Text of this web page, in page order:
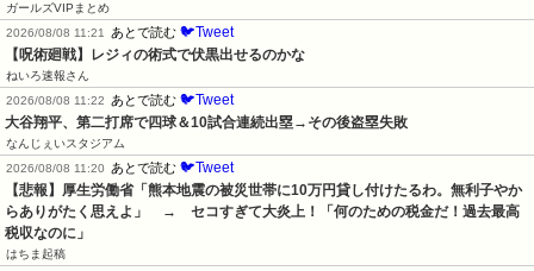
ガールズVIPまとめ
2026/08/08 11:21
あとで読む 🐦Tweet
【呪術廻戦】レジィの術式で伏黒出せるのかな
ねいろ速報さん
2026/08/08 11:22
あとで読む 🐦Tweet
大谷翔平、第二打席で四球＆10試合連続出塁→その後盗塁失敗
なんじぇいスタジアム
2026/08/08 11:20
あとで読む 🐦Tweet
【悲報】厚生労働省「熊本地震の被災世帯に10万円貸し付けたるわ。無利子やか
らありがたく思えよ」　→　セコすぎて大炎上！「何のための税金だ！過去最高
税収なのに」
はちま起稿